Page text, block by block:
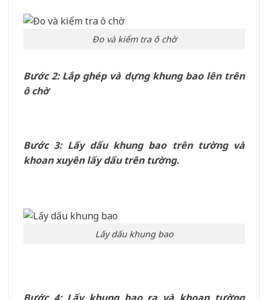
Đo và kiểm tra ô chờ
Bước 2: Lắp ghép và dựng khung bao lên trên
ô chờ
Bước 3: Lấy dấu khung bao trên tường và
khoan xuyên lấy dấu trên tường.
Lấy dấu khung bao